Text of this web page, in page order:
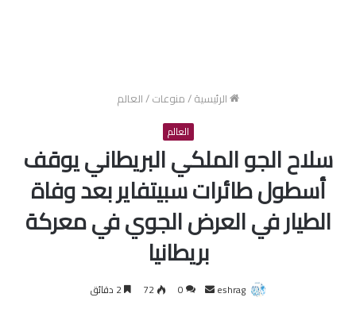
الرئيسية/منوعات/العالم
العالم
سلاح الجو الملكي البريطاني يوقف
أسطول طائرات سبيتفاير بعد وفاة
الطيار في العرض الجوي في معركة
بريطانيا
eshrag
أرسل 0
72 2 دقائق